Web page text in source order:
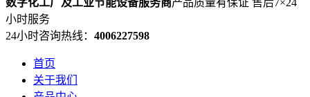
数字化工厂及工业节能设备服务商产品质量有保证 售后7×24
小时服务
24小时咨询热线： 4006227598
首页
关于我们